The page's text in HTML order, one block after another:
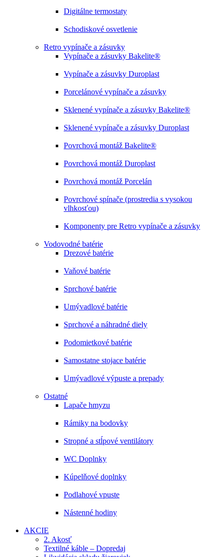
Digitálne termostaty
Schodiskové osvetlenie
Retro vypínače a zásuvky
Vypínače a zásuvky Bakelite®
Vypínače a zásuvky Duroplast
Porcelánové vypínače a zásuvky
Sklenené vypínače a zásuvky Bakelite®
Sklenené vypínače a zásuvky Duroplast
Povrchová montáž Bakelite®
Povrchová montáž Duroplast
Povrchová montáž Porcelán
Povrchové spínače (prostredia s vysokou
vlhkosťou)
Komponenty pre Retro vypínače a zásuvky
Vodovodné batérie
Drezové batérie
Vaňové batérie
Sprchové batérie
Umývadlové batérie
Sprchové a náhradné diely
Podomietkové batérie
Samostatne stojace batérie
Umývadlové výpuste a prepady
Ostatné
Lapače hmyzu
Rámiky na bodovky
Stropné a stĺpové ventilátory
WC Doplnky
Kúpelňové doplnky
Podlahové vpuste
Nástenné hodiny
AKCIE
2. Akosť
Textilné káble – Dopredaj